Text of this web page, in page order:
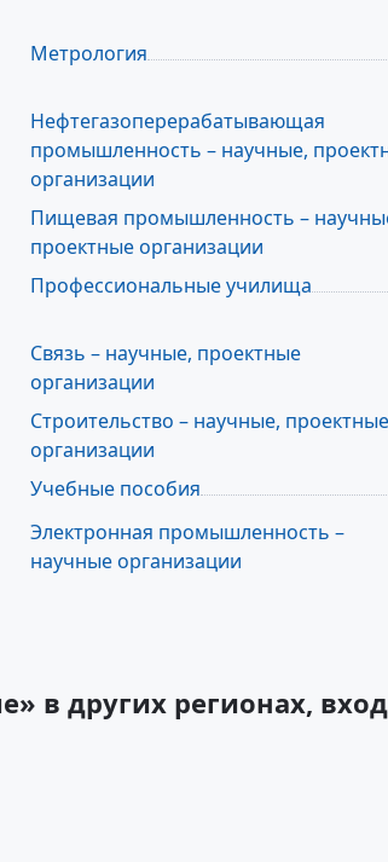
Метрология
Нефтегазоперерабатывающая
промышленность – научные,
организации
Пищевая промышленность –
проектные организации
Профессиональные училища
Связь – научные, проектные
организации
Строительство – научные, проектные
организации
Учебные пособия
Электронная промышленность –
научные организации
в других регионах,